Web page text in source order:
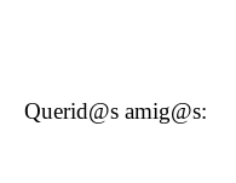
Querid@s amig@s: